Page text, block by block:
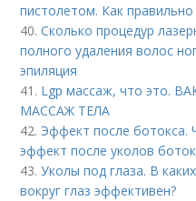
пистолетом. Как
40.Сколько процедур
полного удаления волос
эпиляция
41. Lgp массаж, что это.
МАССАЖ ТЕЛА
42. Эффект после ботокса.
эффект после уколов
43.Уколы под глаза. В
вокруг глаз эффективен?